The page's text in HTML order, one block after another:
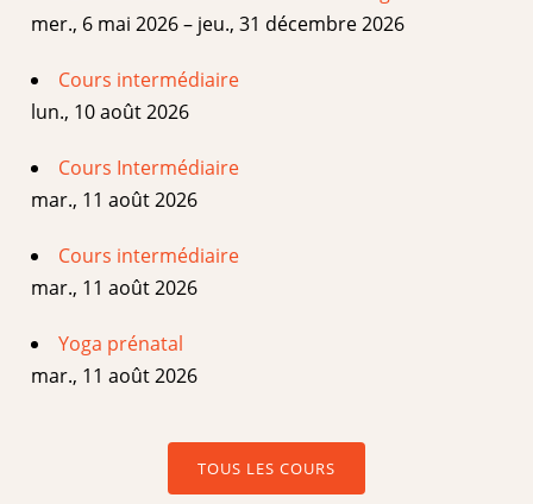
mer., 6 mai 2026 – jeu., 31 décembre 2026
Cours intermédiaire
lun., 10 août 2026
Cours Intermédiaire
mar., 11 août 2026
Cours intermédiaire
mar., 11 août 2026
Yoga prénatal
mar., 11 août 2026
TOUS LES COURS